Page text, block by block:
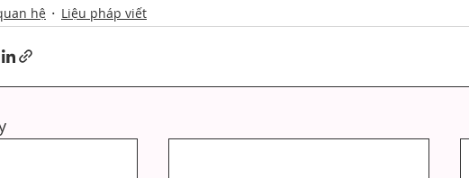
hệ Liệu pháp viết